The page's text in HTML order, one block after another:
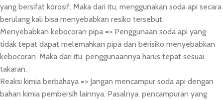
yang bersifat korosif. Maka dari itu, menggunakan soda api secara
berulang kali bisa menyebabkan resiko tersebut.
Menyebabkan kebocoran pipa => Penggunaan soda api yang
tidak tepat dapat melemahkan pipa dan berisiko menyebabkan
kebocoran. Maka dari itu, penggunaannya harus tepat sesuai
takaran.
Reaksi kimia berbahaya => Jangan mencampur soda api dengan
bahan kimia pembersih lainnya. Pasalnya, pencampuran yang